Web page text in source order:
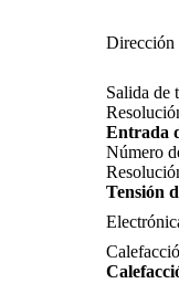
Dirección
Salida de
Entrada
Número
Tensión